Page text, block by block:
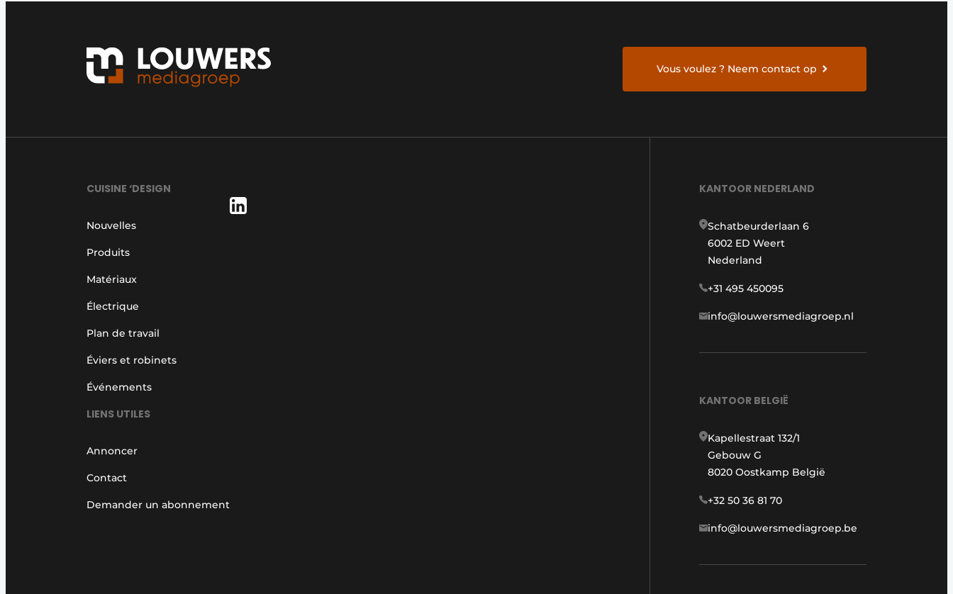
Vous voulez ? Neem contact op
CUISINE ‘DESIGN
Nouvelles
Produits
Matériaux
Électrique
Plan de travail
Éviers et robinets
Événements
LIENS UTILES
Annoncer
Contact
Demander un abonnement
KANTOOR NEDERLAND
Schatbeurderlaan 6
6002 ED Weert
Nederland
+31 495 450095
info@louwersmediagroep.nl
KANTOOR BELGIË
Kapellestraat 132/1
Gebouw G
8020 Oostkamp België
+32 50 36 81 70
info@louwersmediagroep.be